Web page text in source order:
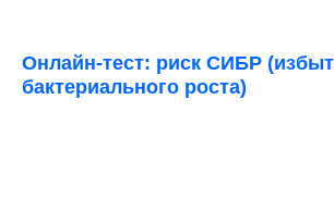
Онлайн-тест: риск СИБР
бактериального роста)